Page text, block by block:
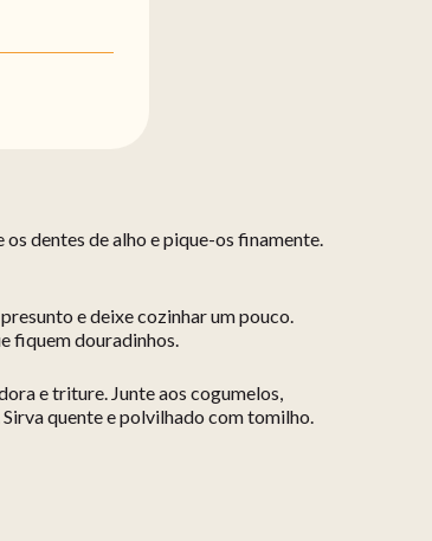
dentes de alho e pique-os finamente.
e deixe cozinhar um pouco.
fiquem douradinhos.
e triture. Junte aos cogumelos,
quente e polvilhado com tomilho.